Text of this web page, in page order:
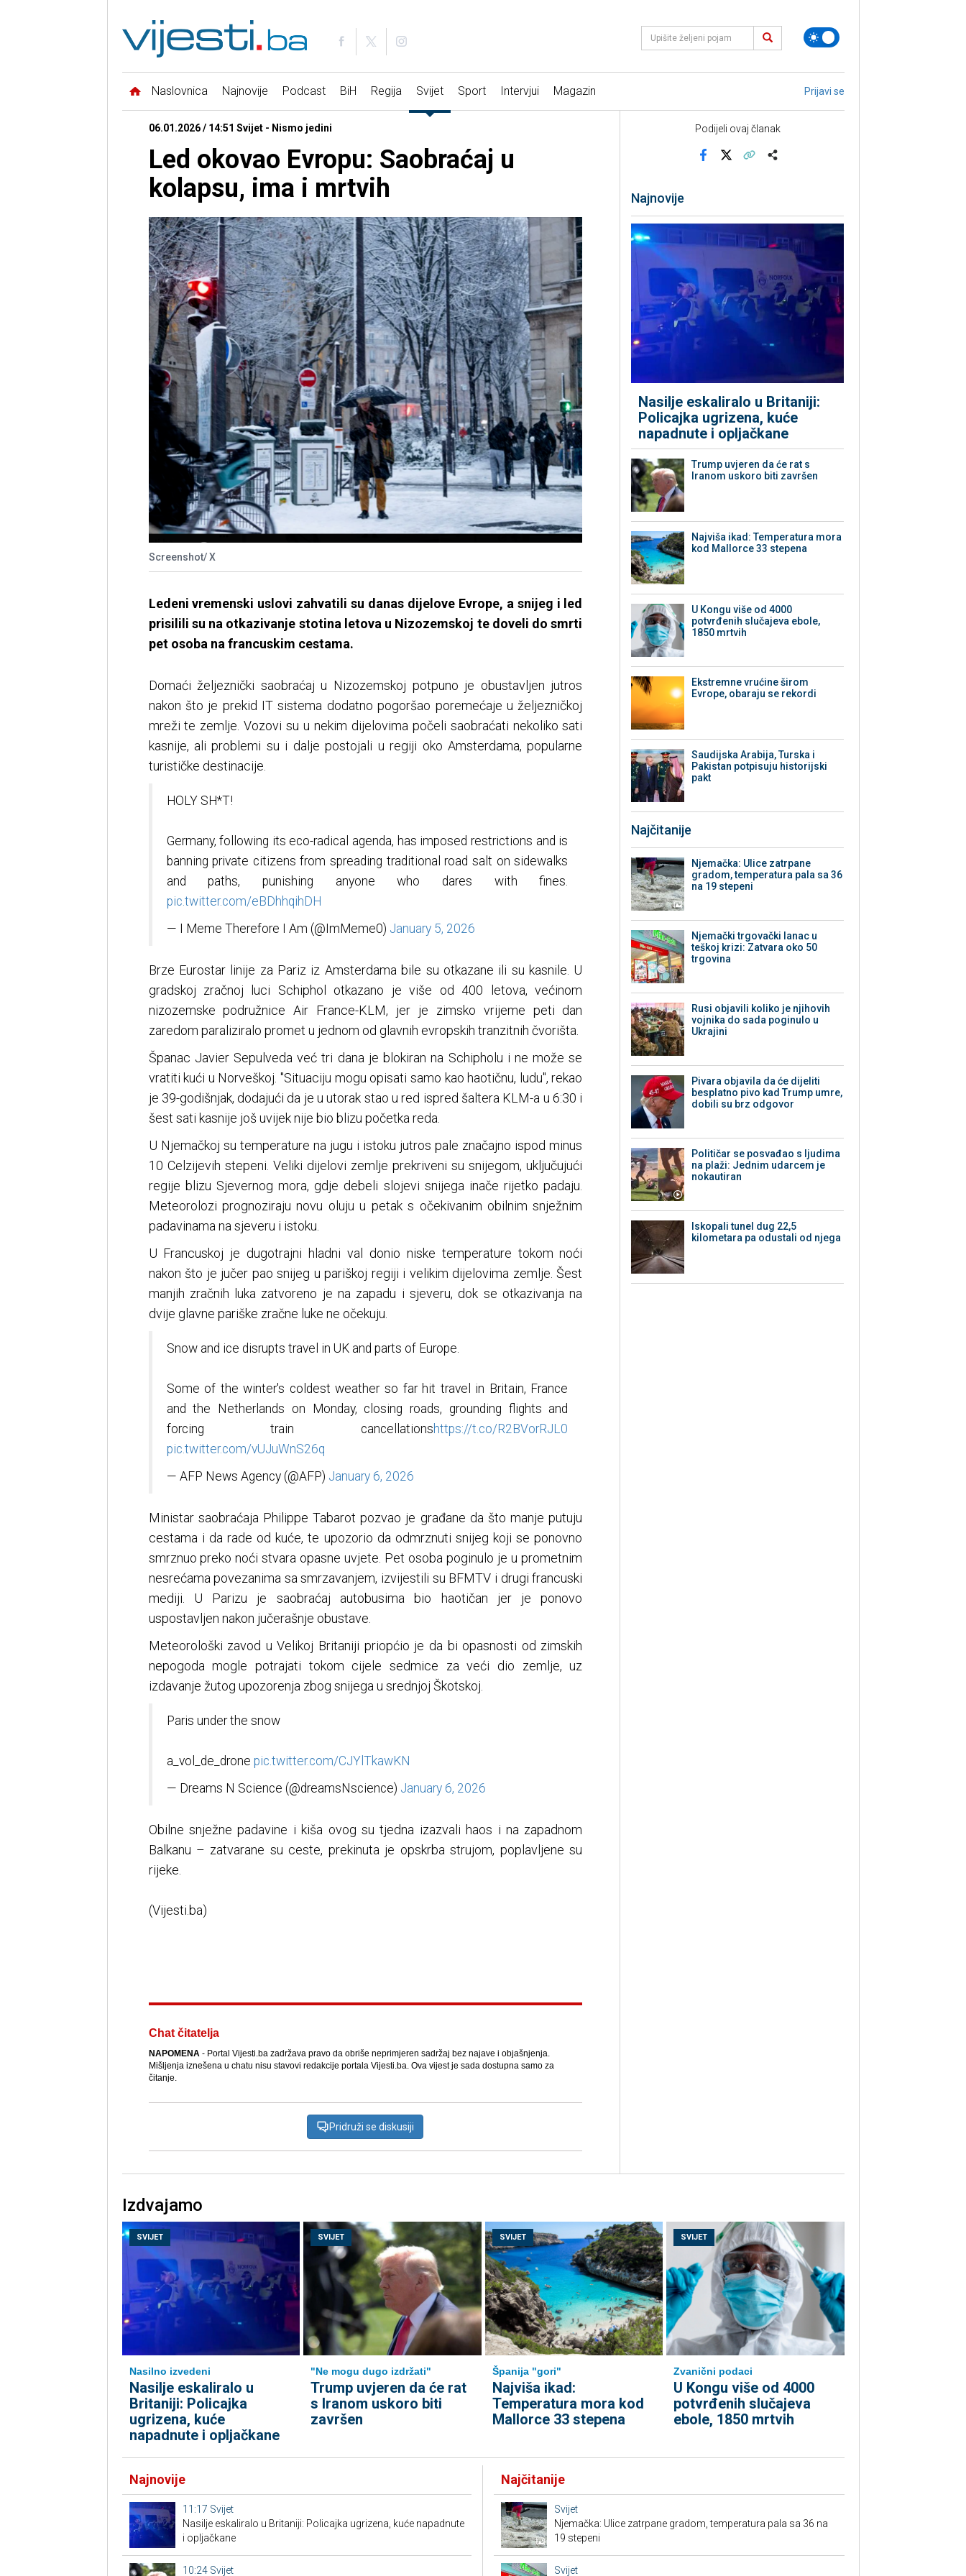
Naslovnica Najnovije Podcast BiH Regija Svijet Sport Intervjui Magazin Prijavi se
06.01.2026 / 14:51 Svijet - Nismo jedini
Led okovao Evropu: Saobraćaj u
kolapsu, ima i mrtvih
Screenshot/ X
Ledeni vremenski uslovi zahvatili su danas dijelove Evrope, a snijeg i led
prisilili su na otkazivanje stotina letova u Nizozemskoj te doveli do smrti
pet osoba na francuskim cestama.
Domaći željeznički saobraćaj u Nizozemskoj potpuno je obustavljen jutros
nakon što je prekid IT sistema dodatno pogoršao poremećaje u željezničkoj
mreži te zemlje. Vozovi su u nekim dijelovima počeli saobraćati nekoliko sati
kasnije, ali problemi su i dalje postojali u regiji oko Amsterdama, popularne
turističke destinacije.
HOLY SH*T!
Germany, following its eco-radical agenda, has imposed restrictions and is
banning private citizens from spreading traditional road salt on sidewalks
and paths, punishing anyone who dares with fines.
pic.twitter.com/eBDhhqihDH
— I Meme Therefore I Am (@ImMeme0) January 5, 2026
Brze Eurostar linije za Pariz iz Amsterdama bile su otkazane ili su kasnile. U
gradskoj zračnoj luci Schiphol otkazano je više od 400 letova, većinom
nizozemske podružnice Air France-KLM, jer je zimsko vrijeme peti dan
zaredom paraliziralo promet u jednom od glavnih evropskih tranzitnih čvorišta.
Španac Javier Sepulveda već tri dana je blokiran na Schipholu i ne može se
vratiti kući u Norveškoj. "Situaciju mogu opisati samo kao haotičnu, ludu", rekao
je 39-godišnjak, dodajući da je u utorak stao u red ispred šaltera KLM-a u 6:30 i
šest sati kasnije još uvijek nije bio blizu početka reda.
U Njemačkoj su temperature na jugu i istoku jutros pale značajno ispod minus
10 Celzijevih stepeni. Veliki dijelovi zemlje prekriveni su snijegom, uključujući
regije blizu Sjevernog mora, gdje debeli slojevi snijega inače rijetko padaju.
Meteorolozi prognoziraju novu oluju u petak s očekivanim obilnim snježnim
padavinama na sjeveru i istoku.
U Francuskoj je dugotrajni hladni val donio niske temperature tokom noći
nakon što je jučer pao snijeg u pariškoj regiji i velikim dijelovima zemlje. Šest
manjih zračnih luka zatvoreno je na zapadu i sjeveru, dok se otkazivanja na
dvije glavne pariške zračne luke ne očekuju.
Snow and ice disrupts travel in UK and parts of Europe.
Some of the winter's coldest weather so far hit travel in Britain, France
and the Netherlands on Monday, closing roads, grounding flights and
forcing train cancellationshttps://t.co/R2BVorRJL0
pic.twitter.com/vUJuWnS26q
— AFP News Agency (@AFP) January 6, 2026
Ministar saobraćaja Philippe Tabarot pozvao je građane da što manje putuju
cestama i da rade od kuće, te upozorio da odmrznuti snijeg koji se ponovno
smrznuo preko noći stvara opasne uvjete. Pet osoba poginulo je u prometnim
nesrećama povezanima sa smrzavanjem, izvijestili su BFMTV i drugi francuski
mediji. U Parizu je saobraćaj autobusima bio haotičan jer je ponovo
uspostavljen nakon jučerašnje obustave.
Meteorološki zavod u Velikoj Britaniji priopćio je da bi opasnosti od zimskih
nepogoda mogle potrajati tokom cijele sedmice za veći dio zemlje, uz
izdavanje žutog upozorenja zbog snijega u srednjoj Škotskoj.
Paris under the snow
a_vol_de_drone pic.twitter.com/CJYlTkawKN
— Dreams N Science (@dreamsNscience) January 6, 2026
Obilne snježne padavine i kiša ovog su tjedna izazvali haos i na zapadnom
Balkanu – zatvarane su ceste, prekinuta je opskrba strujom, poplavljene su
rijeke.
(Vijesti.ba)
Chat čitatelja
NAPOMENA- Portal Vijesti.ba zadržava pravo da obriše neprimjeren sadržaj bez najave i objašnjenja.
Mišljenja iznešena u chatu nisu stavovi redakcije portala Vijesti.ba. Ova vijest je sada dostupna samo za
čitanje.
Pridruži se diskusiji
Podijeli ovaj članak
Najnovije
Nasilje eskaliralo u Britaniji:
Policajka ugrizena, kuće
napadnute i opljačkane
Trump uvjeren da će rat s
Iranom uskoro biti završen
Najviša ikad: Temperatura mora
kod Mallorce 33 stepena
U Kongu više od 4000
potvrđenih slučajeva ebole,
1850 mrtvih
Ekstremne vrućine širom
Evrope, obaraju se rekordi
Saudijska Arabija, Turska i
Pakistan potpisuju historijski
pakt
Najčitanije
Njemačka: Ulice zatrpane
gradom, temperatura pala sa 36
na 19 stepeni
Njemački trgovački lanac u
teškoj krizi: Zatvara oko 50
trgovina
Rusi objavili koliko je njihovih
vojnika do sada poginulo u
Ukrajini
Pivara objavila da će dijeliti
besplatno pivo kad Trump umre,
dobili su brz odgovor
Političar se posvađao s ljudima
na plaži: Jednim udarcem je
nokautiran
Iskopali tunel dug 22,5
kilometara pa odustali od njega
Izdvajamo
SVIJET
Nasilno izvedeni
Nasilje eskaliralo u
Britaniji: Policajka
ugrizena, kuće
napadnute i opljačkane
SVIJET
"Ne mogu dugo izdržati"
Trump uvjeren da će rat
s Iranom uskoro biti
završen
SVIJET
Španija "gori"
Najviša ikad:
Temperatura mora kod
Mallorce 33 stepena
SVIJET
Zvanični podaci
U Kongu više od 4000
potvrđenih slučajeva
ebole, 1850 mrtvih
Najnovije
11:17 Svijet
Nasilje eskaliralo u Britaniji: Policajka ugrizena, kuće napadnute
i opljačkane
10:24 Svijet
Najčitanije
Svijet
Njemačka: Ulice zatrpane gradom, temperatura pala sa 36 na
19 stepeni
Svijet